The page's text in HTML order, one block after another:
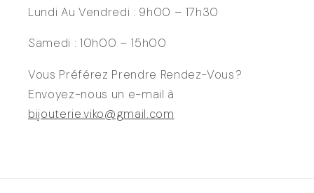
Lundi Au Vendredi : 9h00 – 17h30
Samedi : 10h00 – 15h00
Vous Préférez Prendre Rendez-Vous ?
Envoyez-nous un e-mail à
bijouterie.viko@gmail.com